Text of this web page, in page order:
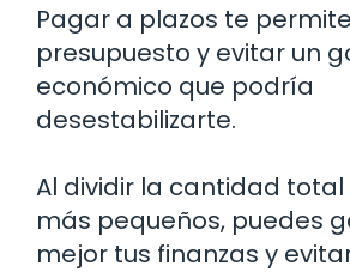
Pagar a plazos te
presupuesto y evitar un
económico que podría
desestabilizarte.
Al dividir la cantidad
más pequeños, puedes
mejor tus finanzas y